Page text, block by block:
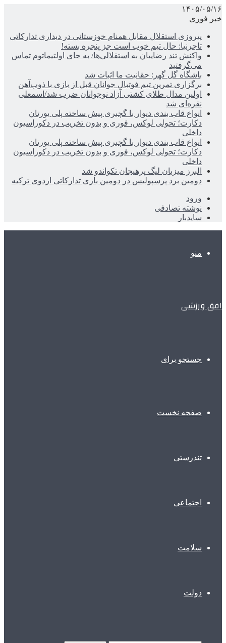
۱۴۰۵/۰۵/۱۶
خبر فوری
پیروزی استقلال مقابل همنام خوزستانی در دیداری تدارکاتی
تاجرنیا: حال تیم خوب است جز پنجره بسته!
واکنش تند رضاییان به استقلالی‌ها/ به جای اولتیماتوم تماس
می‌گرفتید
باشگاه گل گهر: حقانیت ما اثبات شد
برگزاری تمرین تیم فوتبال جوانان قبل از بازی با ذوب‌آهن
اولین مدال طلای کشتی آزاد نوجوانان ضرب شد/اسمعلی
نقره‌ای شد
انواع قاب بندی دیوار با گچبری پیش ساخته پلی یورتان
دکارت؛ تحولی لوکس، فوری و بدون تخریب در دکوراسیون
داخلی
انواع قاب بندی دیوار با گچبری پیش ساخته پلی یورتان
دکارت؛ تحولی لوکس، فوری و بدون تخریب در دکوراسیون
داخلی
البرز میزبان لیگ پرهیجان تکواندو شد
دومین برد پرسپولیس در دومین بازی تدارکاتی اردوی ترکیه
ورود
نوشته تصادفی
سایدبار
منو
افق ورزشی
جستجو برای
صفحه نخست
تندرستی
اجتماعی
سلامت
دولت